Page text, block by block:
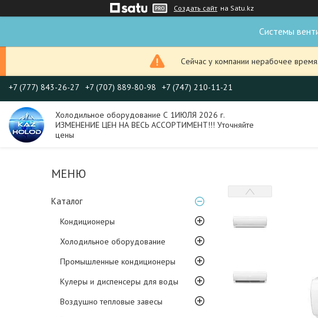
Создать сайт на Satu.kz
Системы
Сейчас у компании нерабочее
+7 (777) 843-26-27 +7 (707) 889-80-98 +7 (747) 210-11-21
Холодильное оборудование С 1ИЮЛЯ 2026 г.
ИЗМЕНЕНИЕ ЦЕН НА ВЕСЬ АССОРТИМЕНТ!!! Уточняйте
цены
Каталог
Кондиционеры
Холодильное оборудование
Промышленные кондиционеры
Кулеры и диспенсеры для воды
Воздушно тепловые завесы